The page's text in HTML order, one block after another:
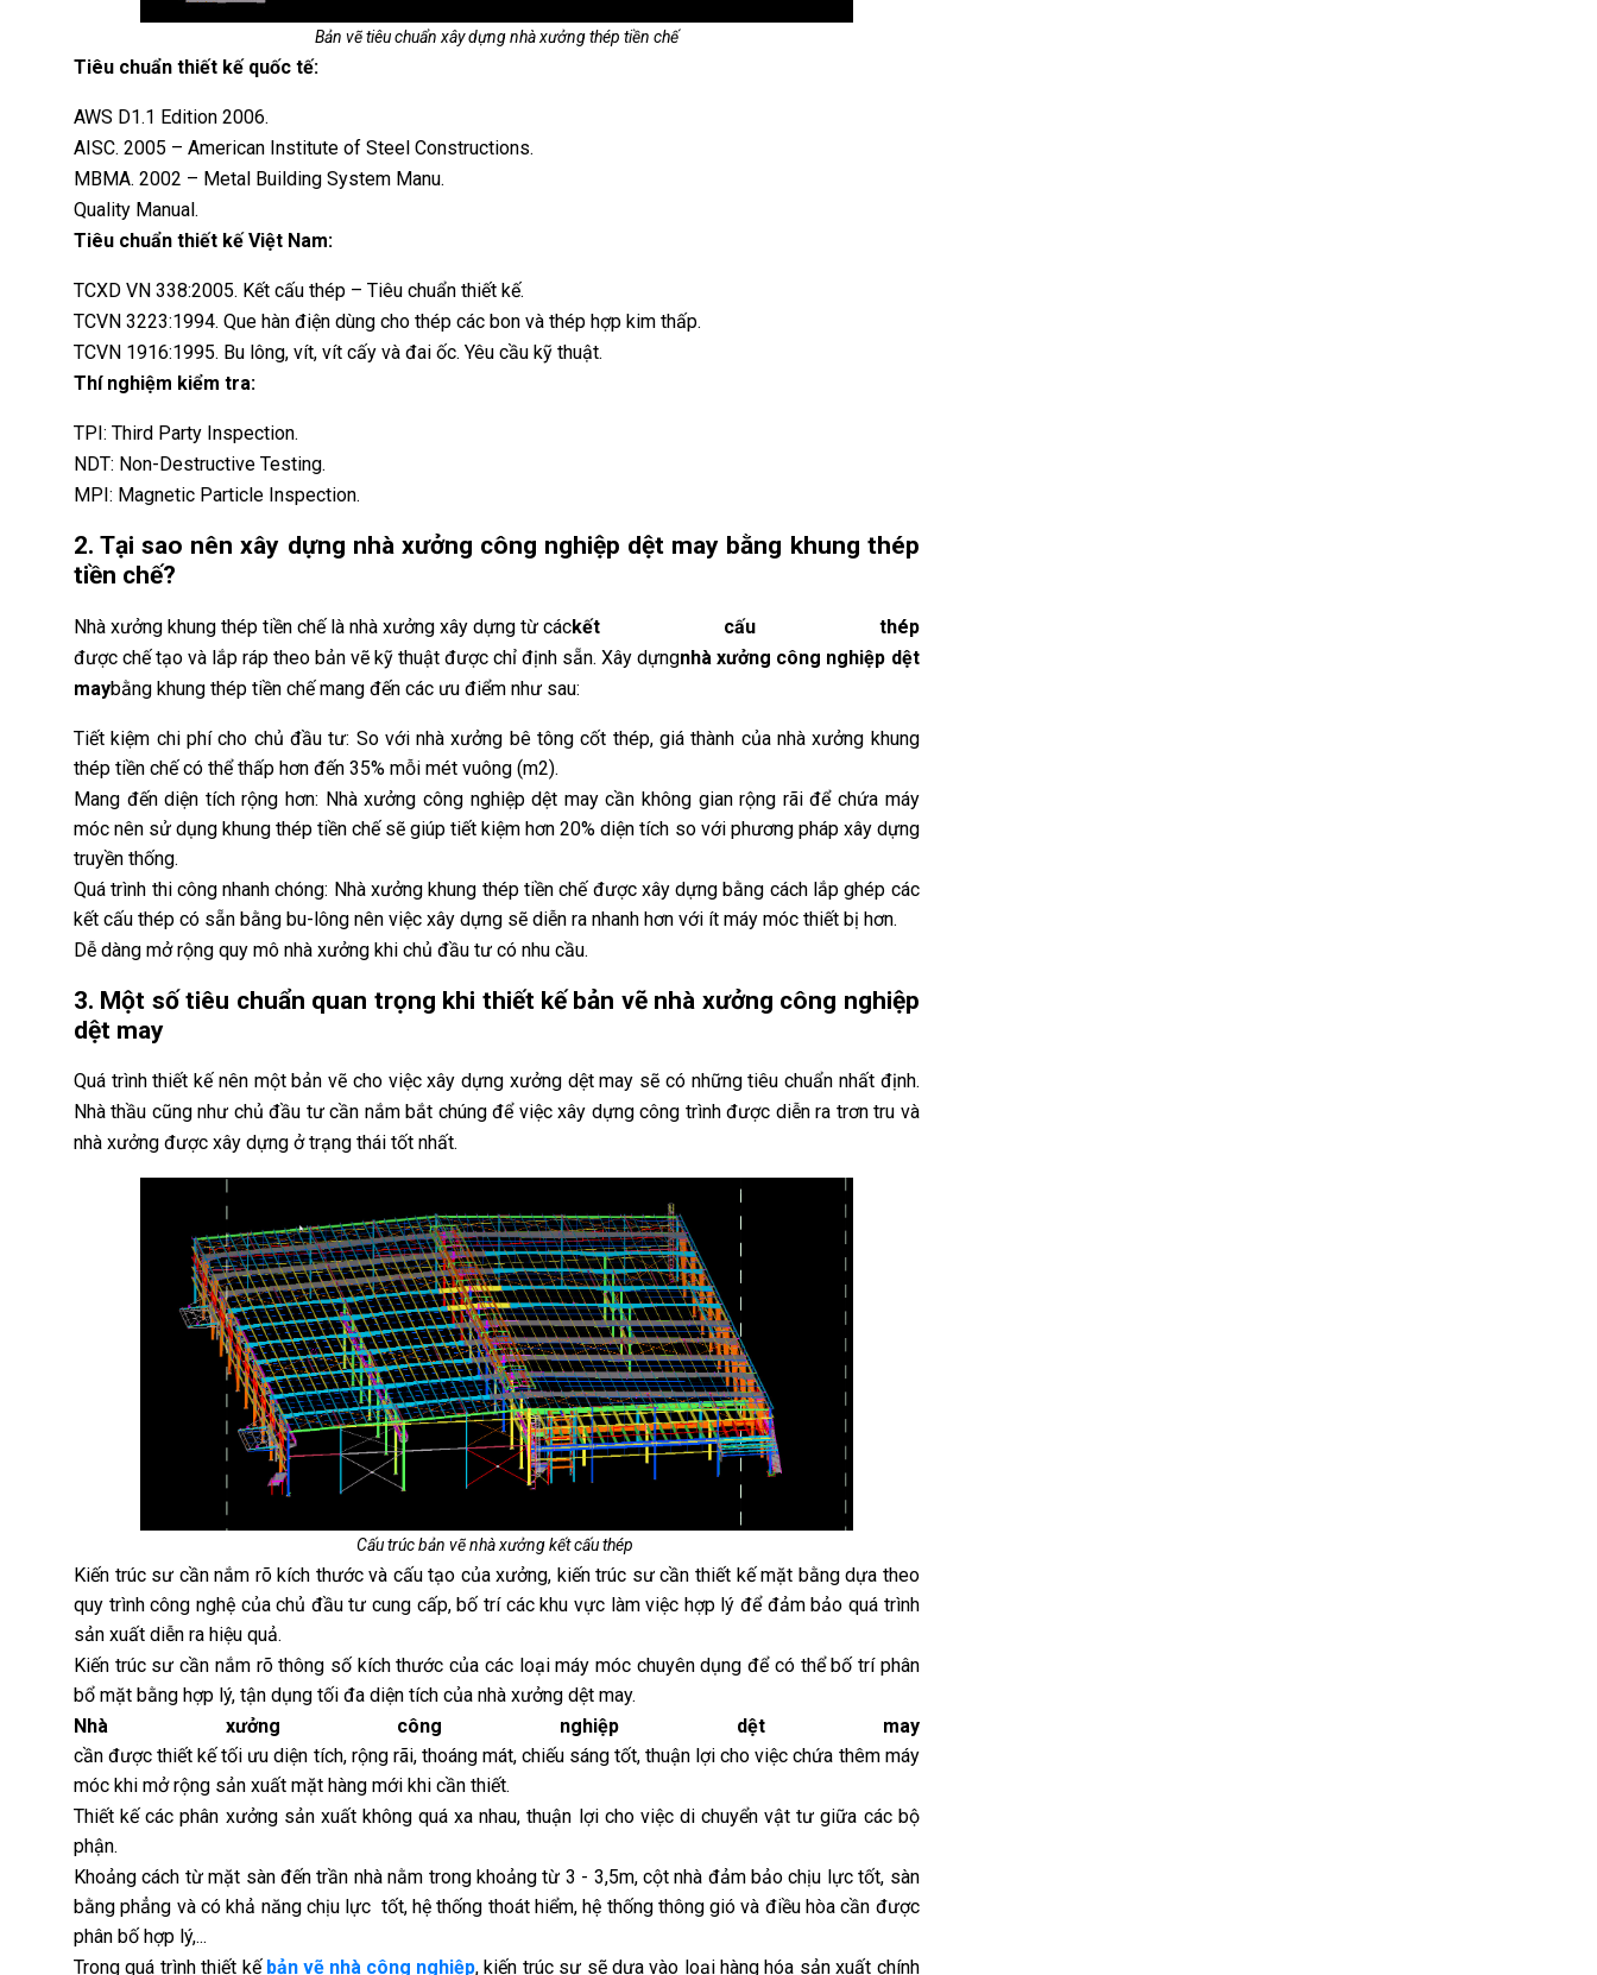
Bản vẽ tiêu chuẩn xây dựng nhà xưởng thép tiền chế
Tiêu chuẩn thiết kế quốc tế:
AWS D1.1 Edition 2006.
AISC. 2005 – American Institute of Steel Constructions.
MBMA. 2002 – Metal Building System Manu.
Quality Manual.
Tiêu chuẩn thiết kế Việt Nam:
TCXD VN 338:2005. Kết cấu thép – Tiêu chuẩn thiết kế.
TCVN 3223:1994. Que hàn điện dùng cho thép các bon và thép hợp kim thấp.
TCVN 1916:1995. Bu lông, vít, vít cấy và đai ốc. Yêu cầu kỹ thuật.
Thí nghiệm kiểm tra:
TPI: Third Party Inspection.
NDT: Non-Destructive Testing.
MPI: Magnetic Particle Inspection.
2. Tại sao nên xây dựng nhà xưởng công nghiệp dệt may bằng khung thép
tiền chế?
Nhà xưởng khung thép tiền chế là nhà xưởng xây dựng từ cáckết cấu thép
được chế tạo và lắp ráp theo bản vẽ kỹ thuật được chỉ định sẵn. Xây dựngnhà xưởng công nghiệp dệt
maybằng khung thép tiền chế mang đến các ưu điểm như sau:
Tiết kiệm chi phí cho chủ đầu tư: So với nhà xưởng bê tông cốt thép, giá thành của nhà xưởng khung
thép tiền chế có thể thấp hơn đến 35% mỗi mét vuông (m2).
Mang đến diện tích rộng hơn: Nhà xưởng công nghiệp dệt may cần không gian rộng rãi để chứa máy
móc nên sử dụng khung thép tiền chế sẽ giúp tiết kiệm hơn 20% diện tích so với phương pháp xây dựng
truyền thống.
Quá trình thi công nhanh chóng: Nhà xưởng khung thép tiền chế được xây dựng bằng cách lắp ghép các
kết cấu thép có sẵn bằng bu-lông nên việc xây dựng sẽ diễn ra nhanh hơn với ít máy móc thiết bị hơn.
Dễ dàng mở rộng quy mô nhà xưởng khi chủ đầu tư có nhu cầu.
3. Một số tiêu chuẩn quan trọng khi thiết kế bản vẽ nhà xưởng công nghiệp
dệt may
Quá trình thiết kế nên một bản vẽ cho việc xây dựng xưởng dệt may sẽ có những tiêu chuẩn nhất định.
Nhà thầu cũng như chủ đầu tư cần nắm bắt chúng để việc xây dựng công trình được diễn ra trơn tru và
nhà xưởng được xây dựng ở trạng thái tốt nhất.
Cấu trúc bản vẽ nhà xưởng kết cấu thép
Kiến trúc sư cần nắm rõ kích thước và cấu tạo của xưởng, kiến trúc sư cần thiết kế mặt bằng dựa theo
quy trình công nghệ của chủ đầu tư cung cấp, bố trí các khu vực làm việc hợp lý để đảm bảo quá trình
sản xuất diễn ra hiệu quả.
Kiến trúc sư cần nắm rõ thông số kích thước của các loại máy móc chuyên dụng để có thể bố trí phân
bổ mặt bằng hợp lý, tận dụng tối đa diện tích của nhà xưởng dệt may.
Nhà xưởng công nghiệp dệt may
cần được thiết kế tối ưu diện tích, rộng rãi, thoáng mát, chiếu sáng tốt, thuận lợi cho việc chứa thêm máy
móc khi mở rộng sản xuất mặt hàng mới khi cần thiết.
Thiết kế các phân xưởng sản xuất không quá xa nhau, thuận lợi cho việc di chuyển vật tư giữa các bộ
phận.
Khoảng cách từ mặt sàn đến trần nhà nằm trong khoảng từ 3 - 3,5m, cột nhà đảm bảo chịu lực tốt, sàn
bằng phẳng và có khả năng chịu lực tốt, hệ thống thoát hiểm, hệ thống thông gió và điều hòa cần được
phân bố hợp lý,...
Trong quá trình thiết kế bản vẽ nhà công nghiệp, kiến trúc sư sẽ dựa vào loại hàng hóa sản xuất chính